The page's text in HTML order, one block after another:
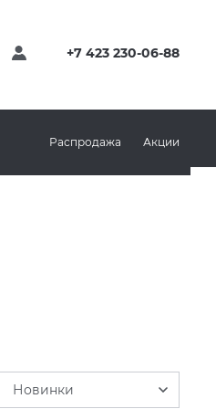
+7 423 230-06-88
Распродажа Акции
Новинки